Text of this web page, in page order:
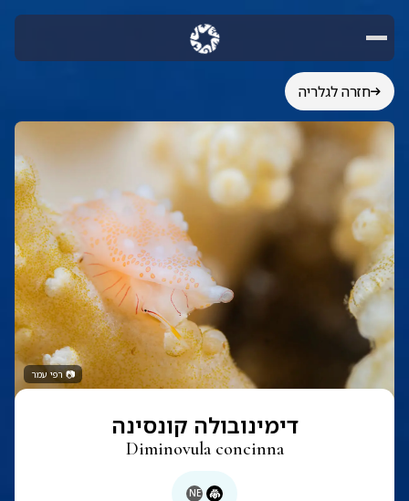
חזרה לגלריה
📷רפי עמר
דימינובולה קונסינה
Diminovula concinna
NE